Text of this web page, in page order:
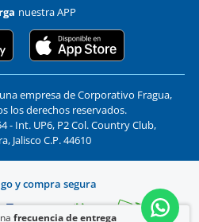
frecuencia de entrega
nuestra APP
empresa de Corporativo Fragua,
los derechos reservados.
- Int. UP6, P2 Col. Country Club,
Jalisco C.P. 44610
y compra segura